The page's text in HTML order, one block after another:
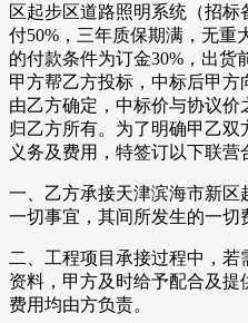
区起步区道路照明系统（招标
付50%，三年质保期满，无重
的付款条件为订金30%，出货
甲方帮乙方投标，中标后甲
由乙方确定，中标价与协议
归乙方所有。为了明确甲乙双
义务及费用，特签订以下联营
一、乙方承接天津滨海市新
一切事宜，其间所发生的一切
二、工程项目承接过程中，
资料，甲方及时给予配合及
费用均由方负责。